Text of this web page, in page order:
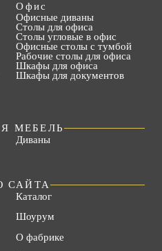
Офис
Офисные диваны
Столы для офиса
Столы угловые в офис
Офисные столы с тумбой
Рабочие столы для офиса
Шкафы для офиса
Шкафы для документов
МЕБЕЛЬ
Диваны
САЙТА
Каталог
Шоурум
О фабрике